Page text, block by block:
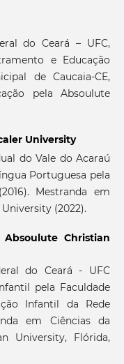
do Ceará – UFC,
e Educação
de Caucaia-CE,
pela Absoulute
University
do Vale do Acaraú
Portuguesa pela
Mestranda em
(2022).
Absoulute Christian
do Ceará - UFC
pela Faculdade
Infantil da Rede
em Ciências da
University, Flórida,